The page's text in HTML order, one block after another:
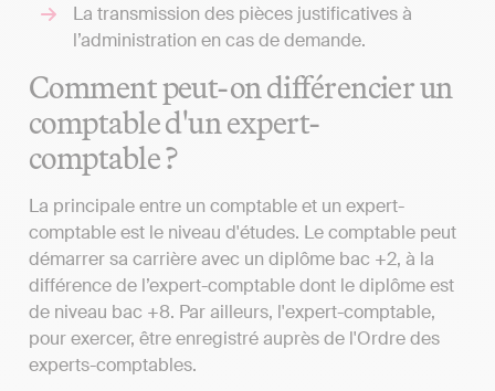
La transmission des pièces justificatives à
l’administration en cas de demande.
Comment peut-on différencier un
comptable d'un expert-
comptable ?
La principale entre un comptable et un expert-
comptable est le niveau d'études. Le comptable peut
démarrer sa carrière avec un diplôme bac +2, à la
différence de l’expert-comptable dont le diplôme est
de niveau bac +8. Par ailleurs, l'expert-comptable,
pour exercer, être enregistré auprès de l'Ordre des
experts-comptables.